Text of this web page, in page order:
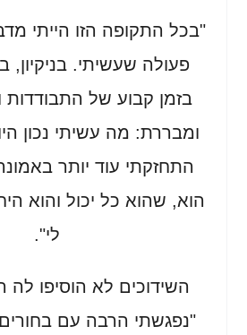
"בכל התקופה הזו הייתי
פעולה שעשיתי. בניקיון,
בזמן קבוע של התבודדות
ומבררת: מה עשיתי נכון
התחזקתי עוד יותר
הוא, שהוא כל יכול והוא
לי".
השידוכים לא הוסיפו
"נפגשתי הרבה עם